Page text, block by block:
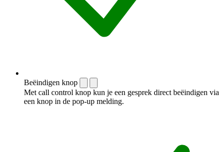
Beëindigen knop
Met call control knop kun je een gesprek direct beëindigen via
een knop in de pop-up melding.